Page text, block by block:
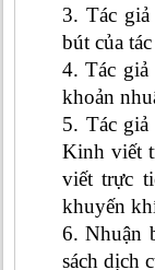
3. Tác
bút của
4. Tác giả
khoản
5. Tác
Kinh viết
viết trực
khuyến
6. Nhuận
sách dịch